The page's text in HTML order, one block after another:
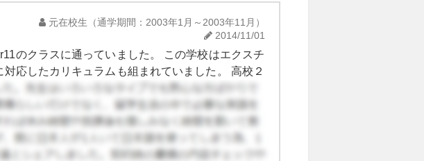
元在校生 （通学期間：2003年1月～2003年11月）
2014/11/01
のクラスに通っていました。 この学校はエクスチ
応したカリキュラムも組まれていました。 高校２
択(現地の生徒も同様ですが、必須もあったようで
４教科程のクラスが週５日。 留学生には専用の英
ーマンで英語の授業を対応してくれました。この
業の間は相談事、悩み、不安なども聞いてくれま
くれますが、授業がかぶらないときはその先生が